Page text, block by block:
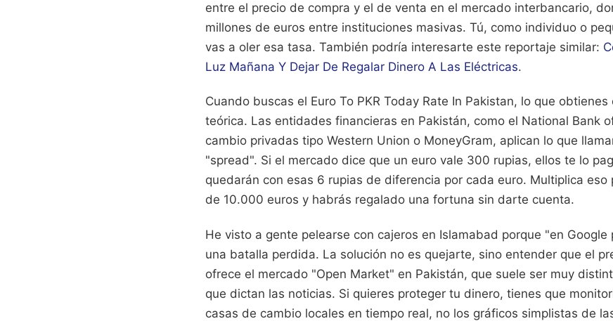
entre el precio de compra y el de venta en el mercado interbancario,
millones de euros entre instituciones masivas. Tú, como individuo o
vas a oler esa tasa. También podría interesarte este reportaje similar:
Luz Mañana Y Dejar De Regalar Dinero A Las Eléctricas.
Cuando buscas el Euro To PKR Today Rate In Pakistan, lo que
teórica. Las entidades financieras en Pakistán, como el National Bank
cambio privadas tipo Western Union o MoneyGram, aplican lo que
"spread". Si el mercado dice que un euro vale 300 rupias, ellos te lo
quedarán con esas 6 rupias de diferencia por cada euro. Multiplica eso
de 10.000 euros y habrás regalado una fortuna sin darte cuenta.
He visto a gente pelearse con cajeros en Islamabad porque "en Google
una batalla perdida. La solución no es quejarte, sino entender que el
ofrece el mercado "Open Market" en Pakistán, que suele ser muy
que dictan las noticias. Si quieres proteger tu dinero, tienes que
casas de cambio locales en tiempo real, no los gráficos simplistas de